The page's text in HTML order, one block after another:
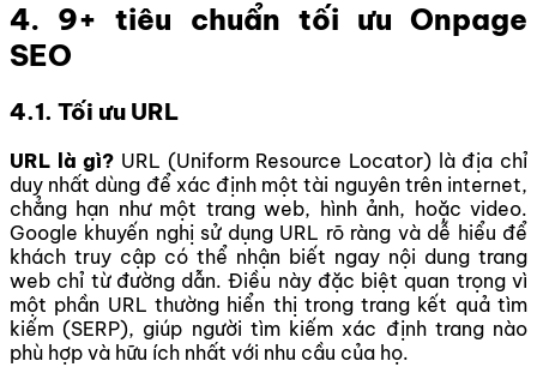
4. 9+ tiêu chuẩn tối ưu Onpage
SEO
4.1. Tối ưu URL
URL là gì? URL (Uniform Resource Locator) là địa chỉ
duy nhất dùng để xác định một tài nguyên trên internet,
chẳng hạn như một trang web, hình ảnh, hoặc video.
Google khuyến nghị sử dụng URL rõ ràng và dễ hiểu để
khách truy cập có thể nhận biết ngay nội dung trang
web chỉ từ đường dẫn. Điều này đặc biệt quan trọng vì
một phần URL thường hiển thị trong trang kết quả tìm
kiếm (SERP), giúp người tìm kiếm xác định trang nào
phù hợp và hữu ích nhất với nhu cầu của họ.